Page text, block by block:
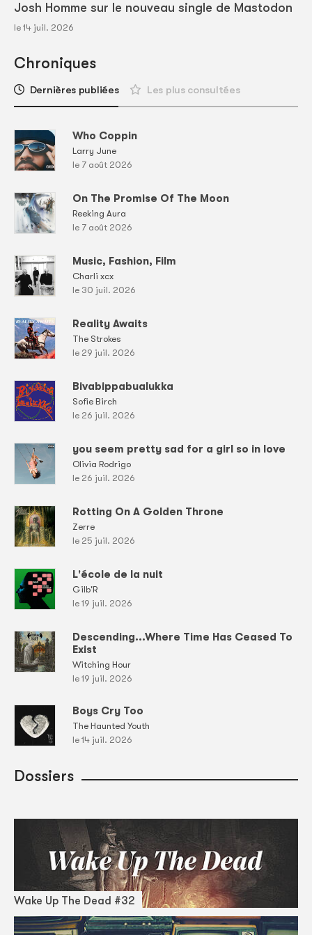
Josh Homme sur le nouveau single de Mastodon
le 14 juil. 2026
Chroniques
Dernières publiées Les plus consultées
Who Coppin
Larry June
le 7 août 2026
On The Promise Of The Moon
Reeking Aura
le 7 août 2026
Music, Fashion, Film
Charli xcx
le 30 juil. 2026
Reality Awaits
The Strokes
le 29 juil. 2026
Bivabippabualukka
Sofie Birch
le 26 juil. 2026
you seem pretty sad for a girl so in love
Olivia Rodrigo
le 26 juil. 2026
Rotting On A Golden Throne
Zerre
le 25 juil. 2026
L'école de la nuit
Gilb'R
le 19 juil. 2026
Descending...Where Time Has Ceased To
Exist
Witching Hour
le 19 juil. 2026
Boys Cry Too
The Haunted Youth
le 14 juil. 2026
Dossiers
Wake Up The Dead #32